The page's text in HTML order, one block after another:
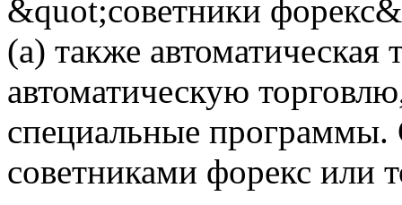
автоматическую
специальные
советниками форекс или